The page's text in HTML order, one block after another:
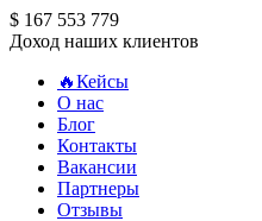
$ 167 553 779
Доход наших клиентов
🔥Кейсы
О нас
Блог
Контакты
Вакансии
Партнеры
Отзывы